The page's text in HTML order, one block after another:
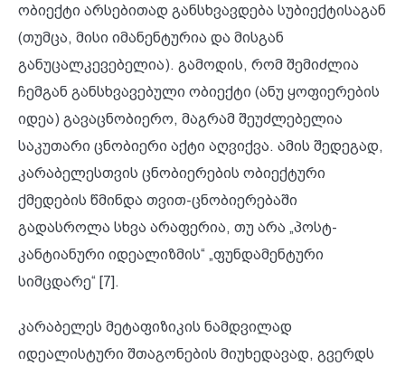
ობიექტი არსებითად განსხვავდება სუბიექტისაგან
(თუმცა, მისი იმანენტურია და მისგან
განუცალკევებელია). გამოდის, რომ შემიძლია
ჩემგან განსხვავებული ობიექტი (ანუ ყოფიერების
იდეა) გავაცნობიერო, მაგრამ შეუძლებელია
საკუთარი ცნობიერი აქტი აღვიქვა. ამის შედეგად,
კარაბელესთვის ცნობიერების ობიექტური
ქმედების წმინდა თვით-ცნობიერებაში
გადასროლა სხვა არაფერია, თუ არა „პოსტ-
კანტიანური იდეალიზმის“ „ფუნდამენტური
სიმცდარე“ [7].
კარაბელეს მეტაფიზიკის ნამდვილად
იდეალისტური შთაგონების მიუხედავად, გვერდს